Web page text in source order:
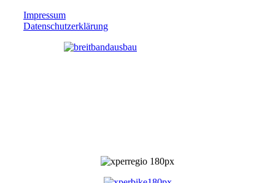
Impressum
Datenschutzerklärung